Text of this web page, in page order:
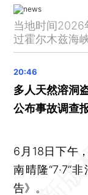
外交部：敦促
外交部回应
以色列仍未停
国内成品油
新一批625亿
特朗普：禁止
当地时间2026
过霍尔木兹海
多人天然溶洞
公布事故调查
6月18日下午
南晴隆“7·7”
告》。